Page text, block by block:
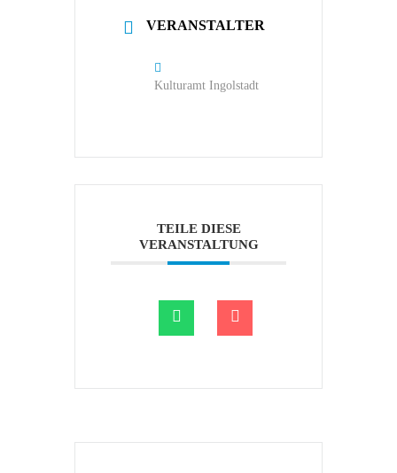
VERANSTALTER
Kulturamt Ingolstadt
TEILE DIESE
VERANSTALTUNG